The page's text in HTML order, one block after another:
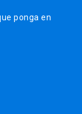
ponga en